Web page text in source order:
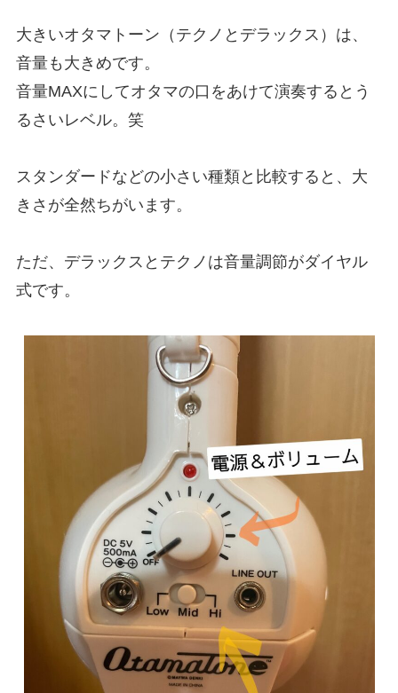
大きいオタマトーン（テクノとデラックス）は、
音量も大きめです。
音量MAXにしてオタマの口をあけて演奏するとう
るさいレベル。笑
スタンダードなどの小さい種類と比較すると、大
きさが全然ちがいます。
ただ、デラックスとテクノは音量調節がダイヤル
式です。